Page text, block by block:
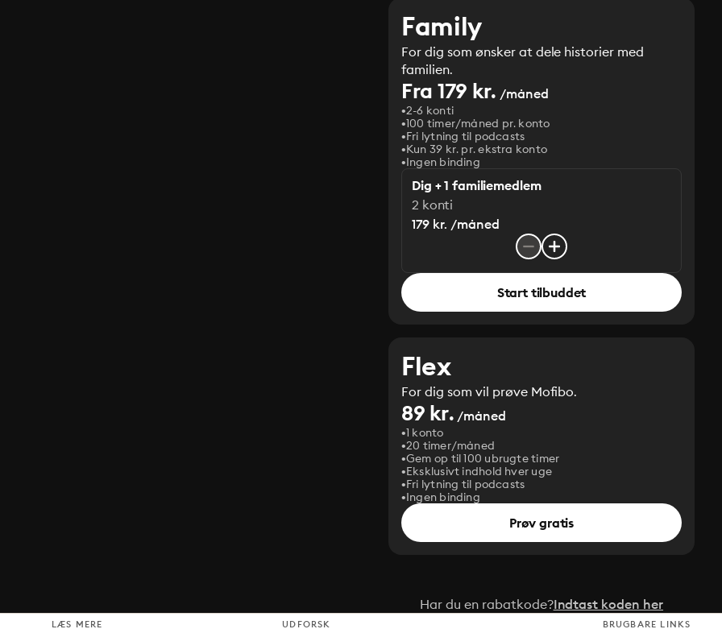
Family
For dig som ønsker at dele historier med
familien.
Fra 179 kr. /måned
2-6 konti
100 timer/måned pr. konto
Fri lytning til podcasts
Kun 39 kr. pr. ekstra konto
Ingen binding
Dig + 1 familiemedlem
2 konti
179 kr. /måned
Start tilbuddet
Flex
For dig som vil prøve Mofibo.
89 kr. /måned
1 konto
20 timer/måned
Gem op til 100 ubrugte timer
Eksklusivt indhold hver uge
Fri lytning til podcasts
Ingen binding
Prøv gratis
Har du en rabatkode?Indtast koden her
LÆS MERE UDFORSK BRUGBARE LINKS